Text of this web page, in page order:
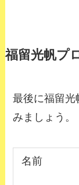
福留光帆プ
最後に福留光
みましょう。
名前